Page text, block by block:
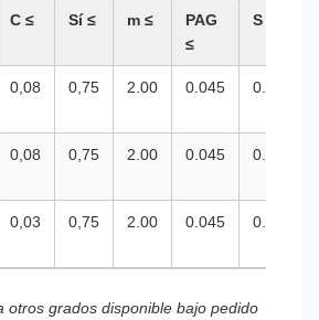
C ≤ Sí ≤ m ≤
PAG
≤
S ≤
0,08 0,75 2.00 0.045 0.030
0,08 0,75 2.00 0.045 0.030
0,03 0,75 2.00 0.045 0.030
otros grados disponible bajo pedido